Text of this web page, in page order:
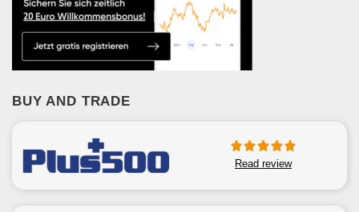
BUY AND TRADE
Read review